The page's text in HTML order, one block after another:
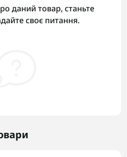
даний товар, станьте
своє питання.